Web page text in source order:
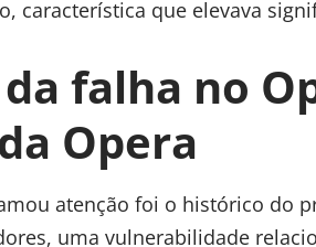
característica que elevava
falha no
Opera
atenção foi o histórico do
uma vulnerabilidade